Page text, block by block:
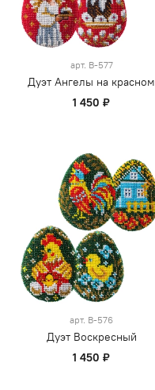
арт. В-577
Дуэт Ангелы на красном
1 450 ₽
арт. В-576
Дуэт Воскресный
1 450 ₽